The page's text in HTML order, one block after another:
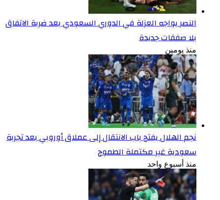
النصر يواجه العزلة في الدوري السعودي بعد ضربة الاتفاق
بلا صفقات جديدة
منذ يومين
نجم الهلال يفتح باب الانتقال إلى عملاق أوروبي بعد تجربة
سعودية غير مكتملة الطموح
منذ أسبوع واحد